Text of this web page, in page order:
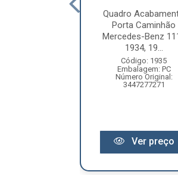
Quadro
Porta Caminhão
Mercedes-Benz
1934, 19...
Código: 1935
Embalagem: PC
Número Original:
3447277271
Ver preço